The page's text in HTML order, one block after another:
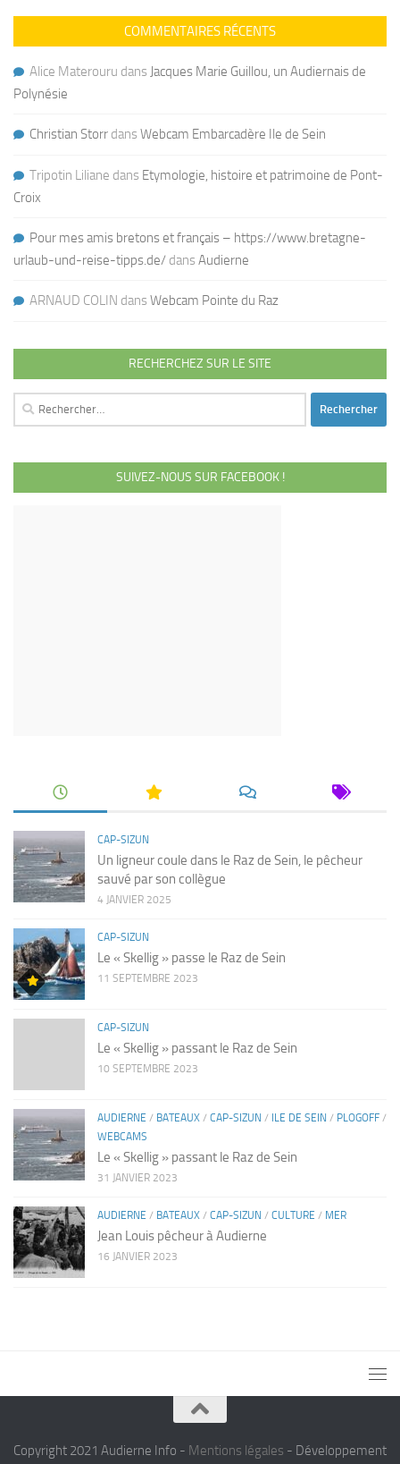
COMMENTAIRES RÉCENTS
Alice Materouru dans Jacques Marie Guillou, un Audiernais de
Polynésie
Christian Storr dans Webcam Embarcadère Ile de Sein
Tripotin Liliane dans Etymologie, histoire et patrimoine de Pont-
Croix
Pour mes amis bretons et français – https://www.bretagne-
urlaub-und-reise-tipps.de/ dans Audierne
ARNAUD COLIN dans Webcam Pointe du Raz
RECHERCHEZ SUR LE SITE
Rechercher :
SUIVEZ-NOUS SUR FACEBOOK !
CAP-SIZUN
Un ligneur coule dans le Raz de Sein, le pêcheur
sauvé par son collègue
4 JANVIER 2025
CAP-SIZUN
Le « Skellig » passe le Raz de Sein
11 SEPTEMBRE 2023
CAP-SIZUN
Le « Skellig » passant le Raz de Sein
10 SEPTEMBRE 2023
AUDIERNE / BATEAUX / CAP-SIZUN / ILE DE SEIN / PLOGOFF /
WEBCAMS
Le « Skellig » passant le Raz de Sein
31 JANVIER 2023
AUDIERNE / BATEAUX / CAP-SIZUN / CULTURE / MER
Jean Louis pêcheur à Audierne
16 JANVIER 2023
Copyright 2021 Audierne Info - Mentions légales - Développement